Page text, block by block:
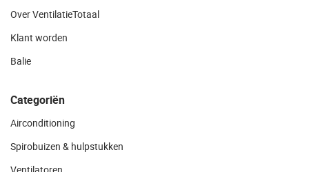
Over VentilatieTotaal
Klant worden
Balie
Categoriën
Airconditioning
Spirobuizen & hulpstukken